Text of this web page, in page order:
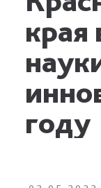
края
году